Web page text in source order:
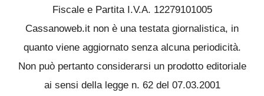
Fiscale e Partita I.V.A. 12279101005
Cassanoweb.it non è una testata giornalistica, in
quanto viene aggiornato senza alcuna periodicità.
Non può pertanto considerarsi un prodotto editoriale
ai sensi della legge n. 62 del 07.03.2001